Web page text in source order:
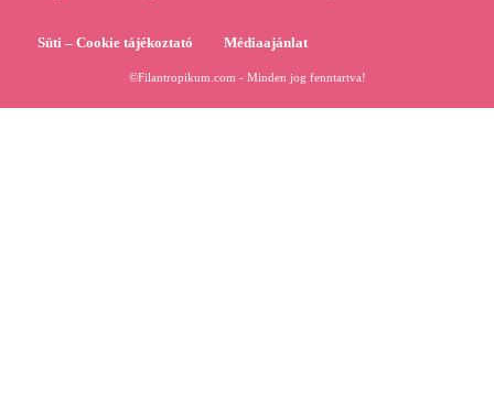
Süti – Cookie tájékoztató Médiaajánlat
©Filantropikum.com - Minden jog fenntartva!